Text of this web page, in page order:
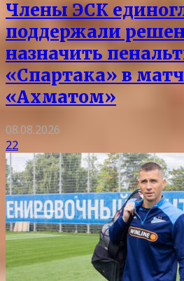
Члены ЭСК
поддержали
назначить
«Спартака» в
«Ахматом»
08.08.2026
22